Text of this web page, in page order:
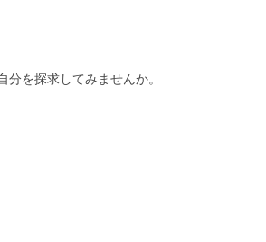
を探求してみませんか。